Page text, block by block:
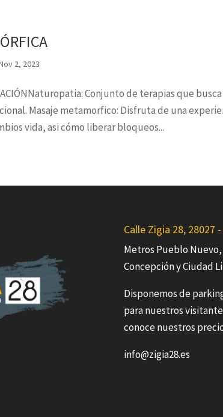
2, 2023
Conjunto de terapias que
Masaje metamorfico: Disfruta de una
vida, asi cómo liberar bloqueos...
Calle Zigia 28, 28027
Metros Pueblo
Concepción y Ciudad
Disponemos de
para nuestros
conoce nuestros
info@zigia28.es